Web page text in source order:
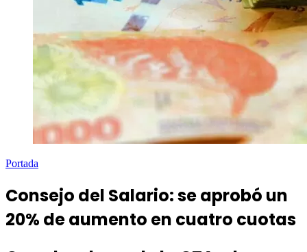
Portada
Consejo del Salario: se aprobó un
20% de aumento en cuatro cuotas